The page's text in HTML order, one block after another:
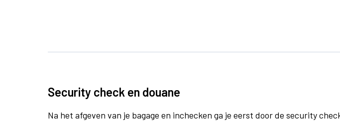
Security check en douane
Na het afgeven van je bagage en inchecken ga je eerst door de security